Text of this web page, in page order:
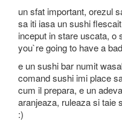
un sfat important, orezul
sa iti iasa un sushi
inceput in stare uscata, o
you`re going to have a
e un sushi bar numit
comand sushi imi place
cum il prepara, e un
aranjeaza, ruleaza si taie
:)